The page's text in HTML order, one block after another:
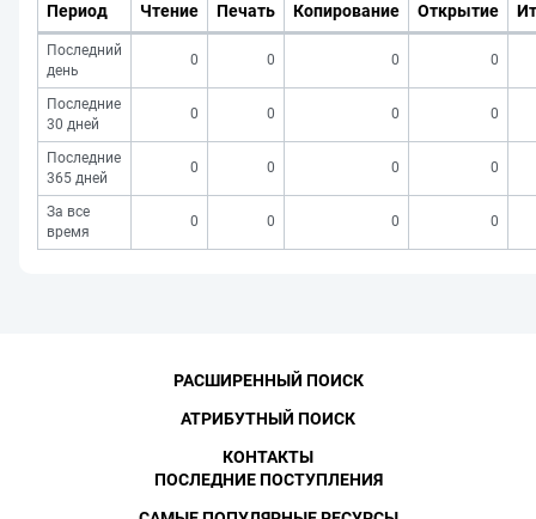
Период Чтение Печать Копирование Открытие
Последний
день
0 0 0 0
Последние
30 дней
0 0 0 0
Последние
365 дней
0 0 0 0
За все
время
0 0 0 0
РАСШИРЕННЫЙ ПОИСК
АТРИБУТНЫЙ ПОИСК
КОНТАКТЫ
ПОСЛЕДНИЕ ПОСТУПЛЕНИЯ